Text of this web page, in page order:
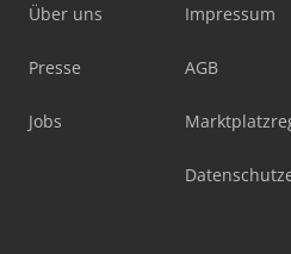
Über uns
Presse
Jobs
Impressum
AGB